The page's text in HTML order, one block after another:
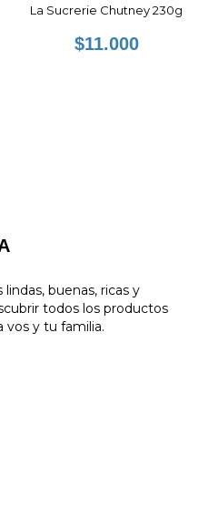
La Sucrerie Chutney 230g
$11.000
buenas, ricas y
todos los productos
vos y tu familia.